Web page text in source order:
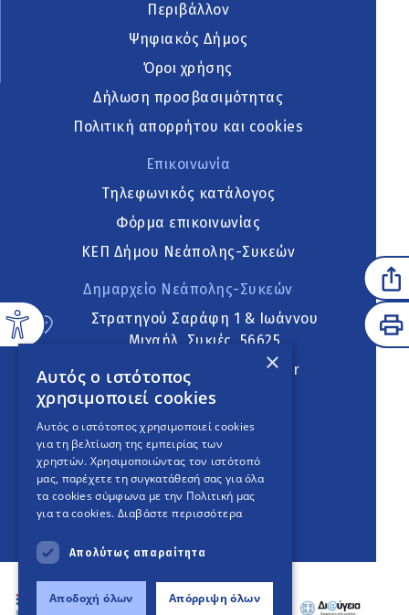
Περιβάλλον
Ψηφιακός Δήμος
Όροι χρήσης
Δήλωση προσβασιμότητας
Πολιτική απορρήτου και cookies
Επικοινωνία
Τηλεφωνικός κατάλογος
Φόρμα επικοινωνίας
ΚΕΠ Δήμου Νεάπολης-Συκεών
Δημαρχείο Νεάπολης-Συκεών
Στρατηγού Σαράφη 1 & Ιωάννου
Μιχαήλ, Συκιές, 56625
neapoli.sykies@ddt.gov.gr
Ακολουθήστε
English Version
An project
×
Αυτός ο ιστότοπος
χρησιμοποιεί cookies
Αυτός ο ιστότοπος χρησιμοποιεί cookies
για τη βελτίωση της εμπειρίας των
χρηστών. Χρησιμοποιώντας τον ιστότοπό
μας, παρέχετε τη συγκατάθεσή σας για όλα
τα cookies σύμφωνα με την Πολιτική μας
για τα cookies. Διαβάστε περισσότερα
Απολύτως απαραίτητα
Αποδοχή όλων Απόρριψη όλων